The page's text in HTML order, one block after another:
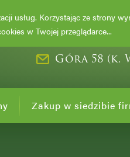
Góra 58 (k.
Zakup w siedzibie
usług. Korzystając ze strony
w Twojej przeglądarce...